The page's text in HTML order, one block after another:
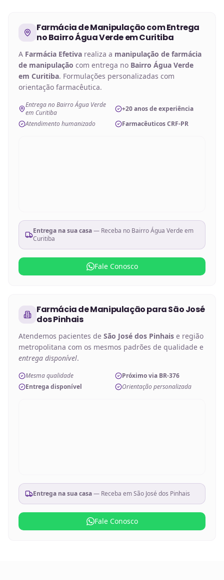
Farmácia de Manipulaçãocom Entrega
noBairro Água Verde em Curitiba
A Farmácia Efetiva realiza a manipulação de farmácia
de manipulação com entrega no Bairro Água Verde
em Curitiba. Formulações personalizadas com
orientação farmacêutica.
Entrega no Bairro Água Verde
em Curitiba
+20 anos de experiência
Atendimento humanizado
Farmacêuticos CRF-PR
Entrega na sua casa— Receba no Bairro Água Verde em
Curitiba
Fale Conosco
Farmácia de ManipulaçãoparaSão José
dos Pinhais
Atendemos pacientes de São José dos Pinhais e região
metropolitana com os mesmos padrões de qualidade e
entrega disponível.
Mesma qualidade
Próximo via BR-376
Entrega disponível
Orientação personalizada
Entrega na sua casa— Receba emSão José dos Pinhais
Fale Conosco